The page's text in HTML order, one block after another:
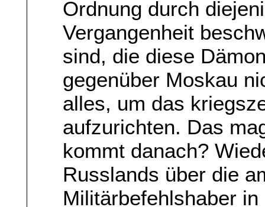
Ordnung durch
Vergangenheit
sind, die diese
gegenüber Moskau
alles, um das
aufzurichten. Das
kommt danach?
Russlands über die
Militärbefehlshaber